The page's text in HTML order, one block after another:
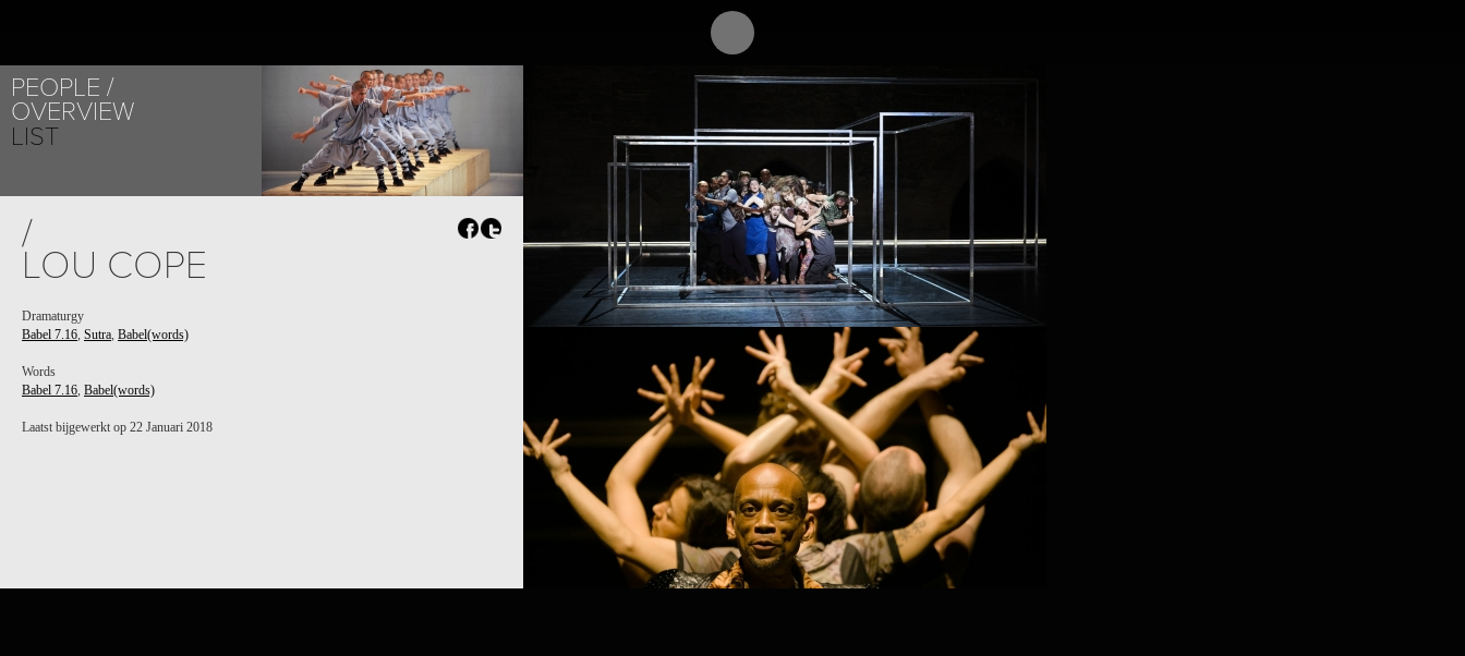
PEOPLE
OVERVIEW
LIST
PROJECT /
BABEL 7.16
/
LOU COPE
Dramaturgy
Babel 7.16, Sutra, Babel(words)
Words
Babel 7.16, Babel(words)
Laatst bijgewerkt op 22 Januari 2018
PROJECT /
BABEL(WORDS)